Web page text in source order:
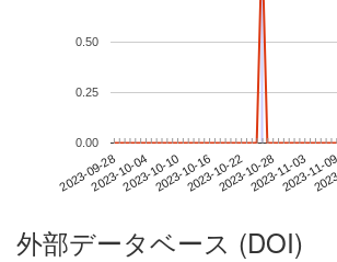
2023-09-282023-10-042023-10-102023-10-162023-10-222023-10-282023-11-03
2023-11-
0.00
0.25
0.50
外部データベース (DOI)